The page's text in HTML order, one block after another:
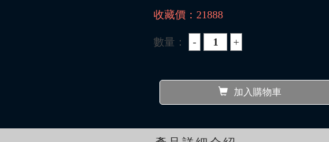
收藏價： 21888
數量：
加入購物車